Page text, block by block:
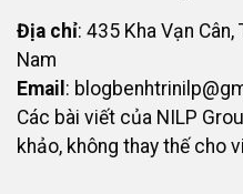
Địa chỉ: 435 Kha Vạn
Nam
Email :
Các bài viết của NILP
khảo, không thay thế cho